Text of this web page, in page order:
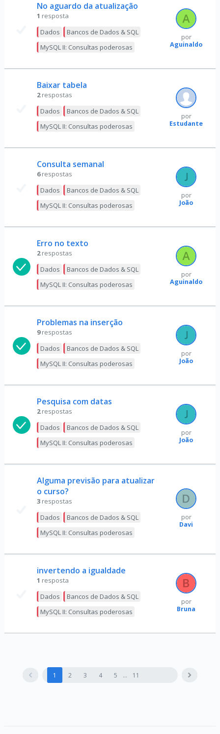
No aguardo da atualização
1 resposta
Dados
Bancos de Dados & SQL
MySQL II: Consultas poderosas
por
Aguinaldo
Baixar tabela
2 respostas
Dados
Bancos de Dados & SQL
MySQL II: Consultas poderosas
por
Estudante
Consulta semanal
6 respostas
Dados
Bancos de Dados & SQL
MySQL II: Consultas poderosas
por
João
Erro no texto
2 respostas
Dados
Bancos de Dados & SQL
MySQL II: Consultas poderosas
por
Aguinaldo
Problemas na inserção
9 respostas
Dados
Bancos de Dados & SQL
MySQL II: Consultas poderosas
por
João
Pesquisa com datas
2 respostas
Dados
Bancos de Dados & SQL
MySQL II: Consultas poderosas
por
João
Alguma previsão para atualizar
o curso?
3 respostas
Dados
Bancos de Dados & SQL
MySQL II: Consultas poderosas
por
Davi
invertendo a igualdade
1 resposta
Dados
Bancos de Dados & SQL
MySQL II: Consultas poderosas
por
Bruna
1 2 3 4 5 11